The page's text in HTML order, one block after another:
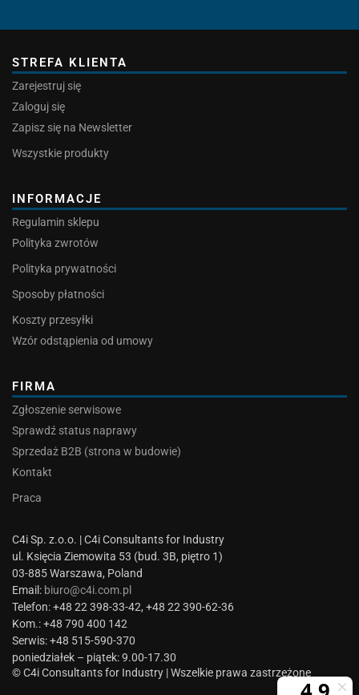
STREFA KLIENTA
Zarejestruj się
Zaloguj się
Zapisz się na Newsletter
Wszystkie produkty
INFORMACJE
Regulamin sklepu
Polityka zwrotów
Polityka prywatności
Sposoby płatności
Koszty przesyłki
Wzór odstąpienia od umowy
FIRMA
Zgłoszenie serwisowe
Sprawdź status naprawy
Sprzedaż B2B (strona w budowie)
Kontakt
Praca
C4i Sp. z.o.o. | C4i Consultants for Industry
ul. Księcia Ziemowita 53 (bud. 3B, piętro 1)
03-885 Warszawa, Poland
Email: biuro@c4i.com.pl
Telefon: +48 22 398-33-42, +48 22 390-62-36
Kom.: +48 790 400 142
Serwis: +48 515-590-370
poniedziałek – piątek: 9.00-17.30
© C4i Consultants for Industry | Wszelkie prawa zastrzeżone